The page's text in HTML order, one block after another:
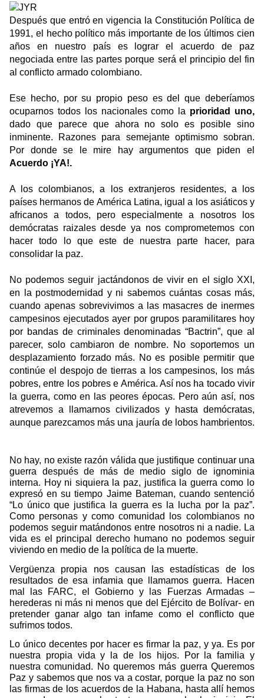
Después que entró en vigencia la Constitución Política de
1991, el hecho político más importante de los últimos cien
años en nuestro país es lograr el acuerdo de paz
negociada entre las partes porque será el principio del fin
al conflicto armado colombiano.
Ese hecho, por su propio peso es del que deberíamos
ocuparnos todos los nacionales como la prioridad uno,
dado que parece que ahora no solo es posible sino
inminente. Razones para semejante optimismo sobran.
Por donde se le mire hay argumentos que piden el
Acuerdo ¡YA!.
A los colombianos, a los extranjeros residentes, a los
países hermanos de América Latina, igual a los asiáticos y
africanos a todos, pero especialmente a nosotros los
demócratas raizales desde ya nos comprometemos con
hacer todo lo que este de nuestra parte hacer, para
consolidar la paz.
No podemos seguir jactándonos de vivir en el siglo XXI,
en la postmodernidad y ni sabemos cuántas cosas más,
cuando apenas sobrevivimos a las masacres de inermes
campesinos ejecutados ayer por grupos paramilitares hoy
por bandas de criminales denominadas “Bactrin”, que al
parecer, solo cambiaron de nombre. No soportemos un
desplazamiento forzado más. No es posible permitir que
continúe el despojo de tierras a los campesinos, los más
pobres, entre los pobres e América. Así nos ha tocado vivir
la guerra, como en las peores épocas. Pero aún así, nos
atrevemos a llamarnos civilizados y hasta demócratas,
aunque parezcamos más una jauría de lobos hambrientos.
No hay, no existe razón válida que justifique continuar una
guerra después de más de medio siglo de ignominia
interna. Hoy ni siquiera la paz, justifica la guerra como lo
expresó en su tiempo Jaime Bateman, cuando sentenció
“Lo único que justifica la guerra es la lucha por la paz”.
Como personas y como comunidad los colombianos no
podemos seguir matándonos entre nosotros ni a nadie. La
vida es el principal derecho humano no podemos seguir
viviendo en medio de la política de la muerte.
Vergüenza propia nos causan las estadísticas de los
resultados de esa infamia que llamamos guerra. Hacen
mal las FARC, el Gobierno y las Fuerzas Armadas –
herederas ni más ni menos que del Ejército de Bolívar- en
pretender ganar algo tan infame como el conflicto que
sufrimos todos.
Lo único decentes por hacer es firmar la paz, y ya. Es por
nuestra propia vida y la de los hijos. Por la familia y
nuestra comunidad. No queremos más guerra Queremos
Paz y sabemos que nos va a costar, porque la paz no son
las firmas de los acuerdos de la Habana, hasta allí hemos